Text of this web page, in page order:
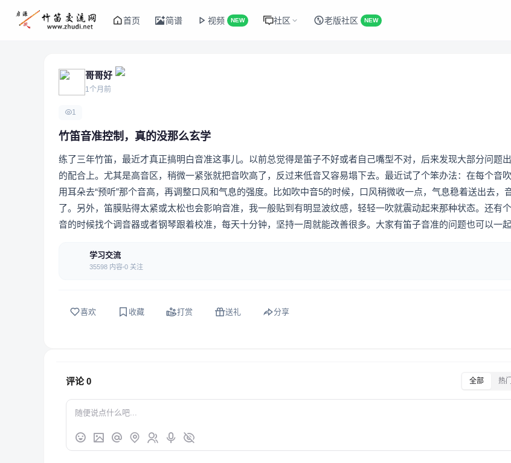
首页 简谱 视频 NEW 社区 老版社区 NEW
哥哥好
1个月前
1
竹笛音准控制，真的没那么玄学
练了三年竹笛，最近才真正搞明白音准这事儿。以前总觉得是笛子不好或者自己嘴型不对，后来发现大部分问题
的配合上。尤其是高音区，稍微一紧张就把音吹高了，反过来低音又容易塌下去。最近试了个笨办法：在每个音
用耳朵去“预听”那个音高，再调整口风和气息的强度。比如吹中音5的时候，口风稍微收一点，气息稳着送出去，
了。另外，笛膜贴得太紧或太松也会影响音准，我一般贴到有明显波纹感，轻轻一吹就震动起来那种状态。还有
音的时候找个调音器或者钢琴跟着校准，每天十分钟，坚持一周就能改善很多。大家有笛子音准的问题也可以一起
学习交流
35598 内容 0 关注
喜欢 收藏 打赏 送礼 分享
评论0 全部 热门